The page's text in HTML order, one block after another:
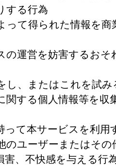
する行為
って得られた情報を商
の運営を妨害するおそ
し、またはこれを試み
関する個人情報等を収
って本サービスを利用
のユーザーまたはその
害、不快感を与える行